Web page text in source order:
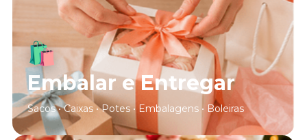
🛍
Embalar e Entregar
Sacos • Caixas • Potes • Embalagens • Boleiras